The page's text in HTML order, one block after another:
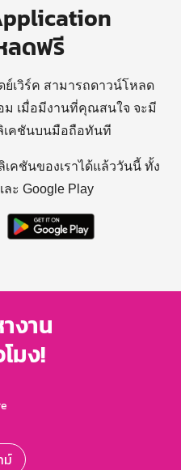
ลดฟรี
ย์เวิร์ค สามารถดาวน์โหลด
ม เมื่อมีงานที่คุณสนใจ จะมี
เคชันบนมือถือทันที
เคชันของเราได้แล้ววันนี้ ทั้ง
ะ Google Play
งาน
มง!
ม์